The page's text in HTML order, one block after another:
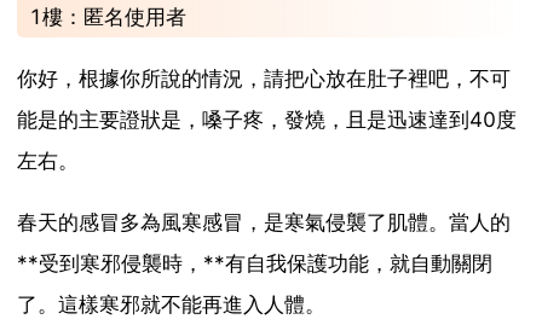
收藏 國際 軍事
1樓：匿名使用者
你好，根據你所說的情況，請把心放在肚子裡吧，不可
能是的主要證狀是，嗓子疼，發燒，且是迅速達到40度
左右。
春天的感冒多為風寒感冒，是寒氣侵襲了肌體。當人的
**受到寒邪侵襲時，**有自我保護功能，就自動關閉
了。這樣寒邪就不能再進入人體。